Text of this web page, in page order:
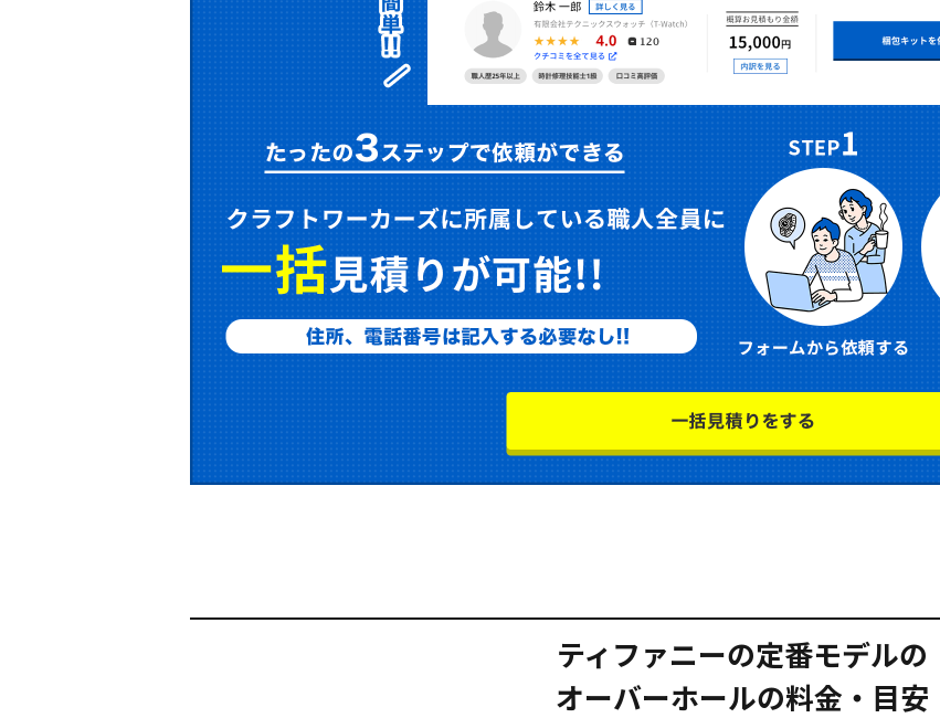
ティファニーの定番モデルの
オーバーホールの料金・目安